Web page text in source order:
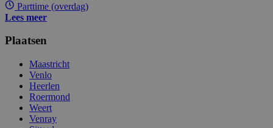
Parttime (overdag)
Lees meer
Plaatsen
Maastricht
Venlo
Heerlen
Roermond
Weert
Venray